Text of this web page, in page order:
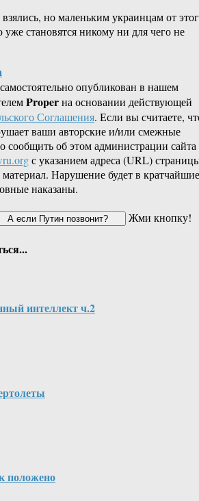
но маленьким украинцам от
становятся никому ни для чего не
опубликован в нашем
Properна основании действующей
Соглашения. Если вы считаете,
ваши авторские и/или смежные
сообщить об этом администрации сайта
с указанием адреса (URL)
Нарушение будет в кратчайшие
наказаны.
Жми кнопку!
интеллект ч.2
положено